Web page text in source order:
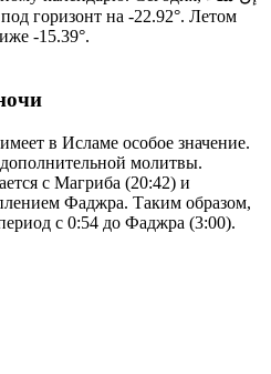
-15.39°.
в Исламе особое значение.
молитвы.
с Магриба (20:42) и
Фаджра. Таким образом,
с 0:54 до Фаджра (3:00).